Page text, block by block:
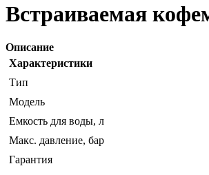
Встраиваемая
Описание
Характеристики
Тип
Модель
Емкость для воды, л
Макс. давление, бар
Гарантия